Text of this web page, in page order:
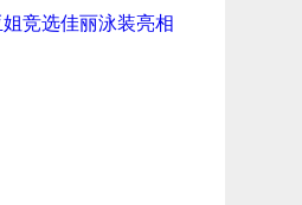
姐竞选佳丽泳装亮相